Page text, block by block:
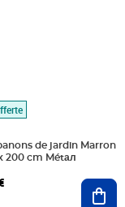
de jardin Marron
200 cm Métал